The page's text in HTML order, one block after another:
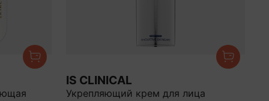
IS CLINICAL
Укрепляющий крем для лица